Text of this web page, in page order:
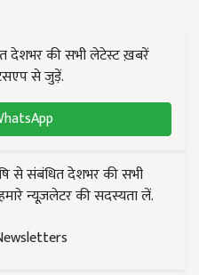
देशभर की सभी लेटेस्ट ख़बरें
से जुड़ें.
से संबंधित देशभर की सभी
न्यूज़लेटर की सदस्यता लें.